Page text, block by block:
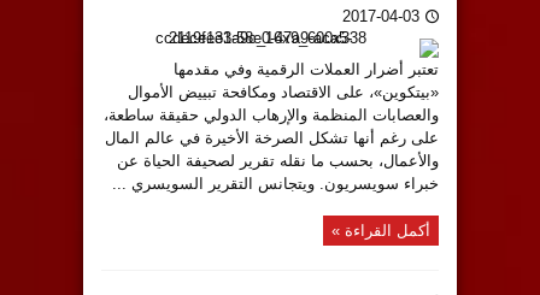
2017-04-03
تعتبر أضرار العملات الرقمية وفي مقدمها
«بيتكوين»، على الاقتصاد ومكافحة تبييض الأموال
والعصابات المنظمة والإرهاب الدولي حقيقة ساطعة،
على رغم أنها تشكل الصرخة الأخيرة في عالم المال
والأعمال، بحسب ما نقله تقرير لصحيفة الحياة عن
خبراء سويسريون. ويتجانس التقرير السويسري ...
أكمل القراءة »